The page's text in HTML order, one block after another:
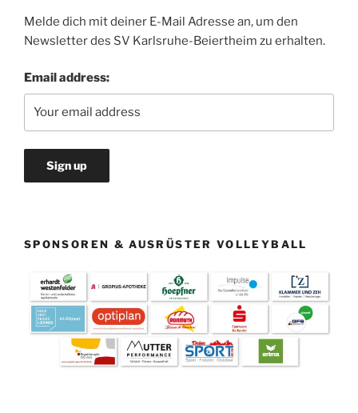
Melde dich mit deiner E-Mail Adresse an, um den
Newsletter des SV Karlsruhe-Beiertheim zu erhalten.
Email address:
SPONSOREN & AUSRÜSTER VOLLEYBALL